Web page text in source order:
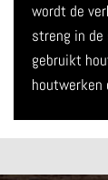
wordt de
streng in de
gebruikt
houtwerken